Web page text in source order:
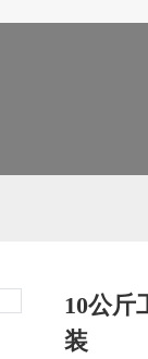
10公斤
装